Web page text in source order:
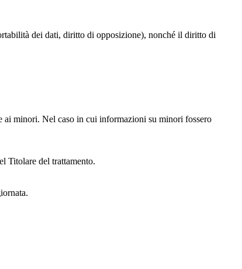
dei dati, diritto di opposizione), nonché il diritto di
minori. Nel caso in cui informazioni su minori fossero
Titolare del trattamento.